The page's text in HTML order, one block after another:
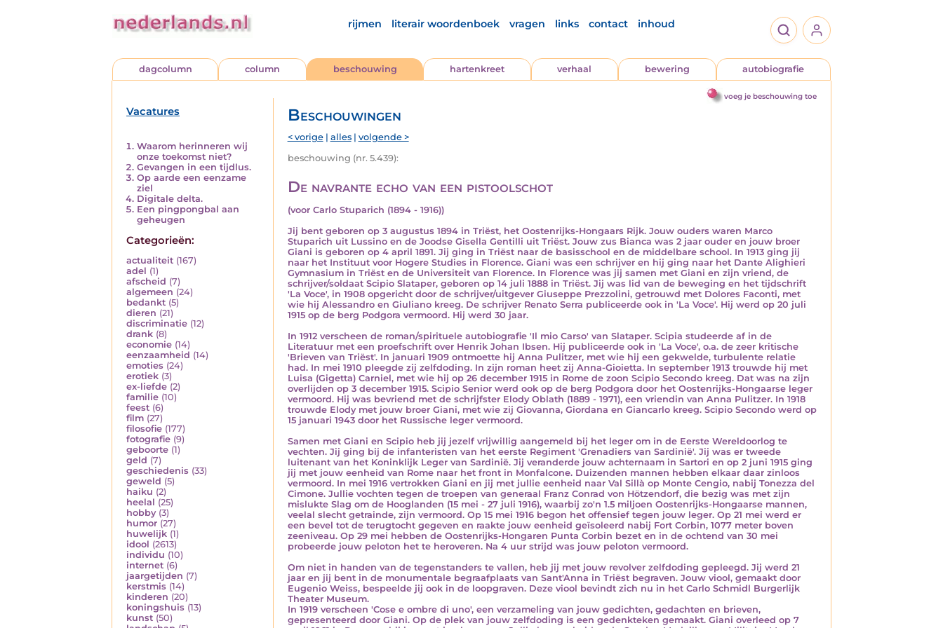
rijmen literair woordenboek vragen links contact inhoud
dagcolumn column beschouwing hartenkreet verhaal bewering autobiografie
voeg je beschouwing toe
Vacatures
Waarom herinneren wij
onze toekomst niet?
Gevangen in een tijdlus.
Op aarde een eenzame
ziel
Digitale delta.
Een pingpongbal aan
geheugen
Categorieën:
actualiteit (167)
adel (1)
afscheid (7)
algemeen (24)
bedankt (5)
dieren (21)
discriminatie (12)
drank (8)
economie (14)
eenzaamheid (14)
emoties (24)
erotiek (3)
ex-liefde (2)
familie (10)
feest (6)
film (27)
filosofie (177)
fotografie (9)
geboorte (1)
geld (7)
geschiedenis (33)
geweld (5)
haiku (2)
heelal (25)
hobby (3)
humor (27)
huwelijk (1)
idool (2613)
individu (10)
internet (6)
jaargetijden (7)
kerstmis (14)
kinderen (20)
koningshuis (13)
kunst (50)
Beschouwingen
< vorige| alles| volgende >
beschouwing (nr. 5.439):
De navrante echo van een pistoolschot
(voor Carlo Stuparich (1894 - 1916))
Jij bent geboren op 3 augustus 1894 in Triëst, het Oostenrijks-Hongaars Rijk. Jouw ouders waren Marco
Stuparich uit Lussino en de Joodse Gisella Gentilli uit Triëst. Jouw zus Bianca was 2 jaar ouder en jouw broer
Giani is geboren op 4 april 1891. Jij ging in Triëst naar de basisschool en de middelbare school. In 1913 ging jij
naar het Instituut voor Hogere Studies in Florence. Giani was een schrijver en hij ging naar het Dante Alighieri
Gymnasium in Triëst en de Universiteit van Florence. In Florence was jij samen met Giani en zijn vriend, de
schrijver/soldaat Scipio Slataper, geboren op 14 juli 1888 in Triëst. Jij was lid van de beweging en het tijdschrift
'La Voce', in 1908 opgericht door de schrijver/uitgever Giuseppe Prezzolini, getrouwd met Dolores Faconti, met
wie hij Alessandro en Giuliano kreeg. De schrijver Renato Serra publiceerde ook in 'La Voce'. Hij werd op 20 juli
1915 op de berg Podgora vermoord. Hij werd 30 jaar.
In 1912 verscheen de roman/spirituele autobiografie 'Il mio Carso' van Slataper. Scipia studeerde af in de
Literatuur met een proefschrift over Henrik Johan Ibsen. Hij publiceerde ook in 'La Voce', o.a. de zeer kritische
'Brieven van Triëst'. In januari 1909 ontmoette hij Anna Pulitzer, met wie hij een gekwelde, turbulente relatie
had. In mei 1910 pleegde zij zelfdoding. In zijn roman heet zij Anna-Gioietta. In september 1913 trouwde hij met
Luisa (Gigetta) Carniel, met wie hij op 26 december 1915 in Rome de zoon Scipio Secondo kreeg. Dat was na zijn
overlijden op 3 december 1915. Scipio Senior werd ook op de berg Podgora door het Oostenrijks-Hongaarse leger
vermoord. Hij was bevriend met de schrijfster Elody Oblath (1889 - 1971), een vriendin van Anna Pulitzer. In 1918
trouwde Elody met jouw broer Giani, met wie zij Giovanna, Giordana en Giancarlo kreeg. Scipio Secondo werd op
15 januari 1943 door het Russische leger vermoord.
Samen met Giani en Scipio heb jij jezelf vrijwillig aangemeld bij het leger om in de Eerste Wereldoorlog te
vechten. Jij ging bij de infanteristen van het eerste Regiment 'Grenadiers van Sardinië'. Jij was er tweede
luitenant van het Koninklijk Leger van Sardinië. Jij veranderde jouw achternaam in Sartori en op 2 juni 1915 ging
jij met jouw eenheid van Rome naar het front in Monfalcone. Duizenden mannen hebben elkaar daar zinloos
vermoord. In mei 1916 vertrokken Giani en jij met jullie eenheid naar Val Sillà op Monte Cengio, nabij Tonezza del
Cimone. Jullie vochten tegen de troepen van generaal Franz Conrad von Hötzendorf, die bezig was met zijn
mislukte Slag om de Hooglanden (15 mei - 27 juli 1916), waarbij zo'n 1.5 miljoen Oostenrijks-Hongaarse mannen,
veelal slecht getrainde, zijn vermoord. Op 15 mei 1916 begon het offensief tegen jouw leger. Op 21 mei werd er
een bevel tot de terugtocht gegeven en raakte jouw eenheid geïsoleerd nabij Fort Corbin, 1077 meter boven
zeeniveau. Op 29 mei hebben de Oostenrijks-Hongaren Punta Corbin bezet en in de ochtend van 30 mei
probeerde jouw peloton het te heroveren. Na 4 uur strijd was jouw peloton vermoord.
Om niet in handen van de tegenstanders te vallen, heb jij met jouw revolver zelfdoding gepleegd. Jij werd 21
jaar en jij bent in de monumentale begraafplaats van Sant'Anna in Triëst begraven. Jouw viool, gemaakt door
Eugenio Weiss, bespeelde jij ook in de loopgraven. Deze viool bevindt zich nu in het Carlo Schmidl Burgerlijk
Theater Museum.
In 1919 verscheen 'Cose e ombre di uno', een verzameling van jouw gedichten, gedachten en brieven,
gepresenteerd door Giani. Op de plek van jouw zelfdoding is een gedenkteken gemaakt. Giani overleed op 7